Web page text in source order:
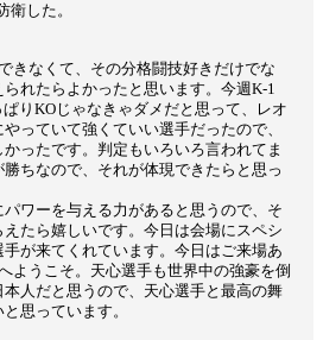
衛した。
きなくて、その分格闘技好きだけでな
れたらよかったと思います。今週K-1
りKOじゃなきゃダメだと思って、レオ
っていて強くていい選手だったので、
ったです。判定もいろいろ言われてま
ちなので、それが体現できたらと思っ
ワーを与える力があると思うので、そ
たら嬉しいです。今日は会場にスペシ
が来てくれています。今日はご来場あ
ようこそ。天心選手も世界中の強豪を倒
人だと思うので、天心選手と最高の舞
思っています。